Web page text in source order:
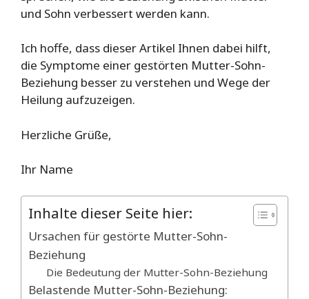
und Sohn verbessert werden kann.
Ich hoffe, dass dieser Artikel Ihnen dabei hilft,
die Symptome einer gestörten Mutter-Sohn-
Beziehung besser zu verstehen und Wege der
Heilung aufzuzeigen.
Herzliche Grüße,
Ihr Name
Inhalte dieser Seite hier:
Ursachen für gestörte Mutter-Sohn-
Beziehung
Die Bedeutung der Mutter-Sohn-Beziehung
Belastende Mutter-Sohn-Beziehung: